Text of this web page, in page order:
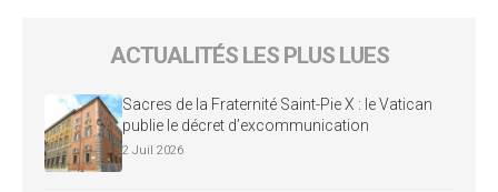
ACTUALITÉS LES PLUS LUES
Sacres de la Fraternité Saint-Pie X : le Vatican
publie le décret d’excommunication
2 Juil 2026